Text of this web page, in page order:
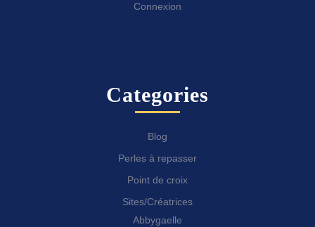
Connexion
Categories
Blog
Perles à repasser
Point de croix
Sites/Créatrices
Abbygaelle